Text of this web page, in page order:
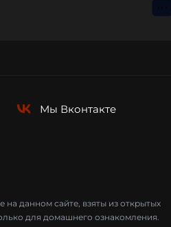
⋮
Мы Вконтакте
данном сайте, взяты из открытых
для домашнего ознакомления.